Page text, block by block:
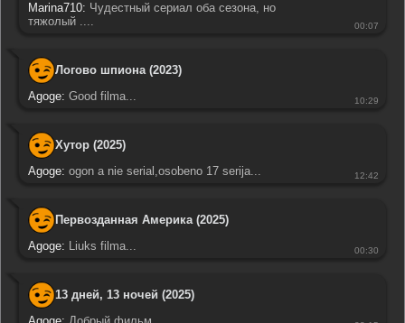
Marina710: Чудестный сериал оба сезона, но
тяжолый ....
00:07
Логово шпиона (2023)
Agoge: Good filma... 10:29
Хутор (2025)
Agoge: ogon a nie serial,osobeno 17 serija... 12:42
Первозданная Америка (2025)
Agoge: Liuks filma... 00:30
13 дней, 13 ночей (2025)